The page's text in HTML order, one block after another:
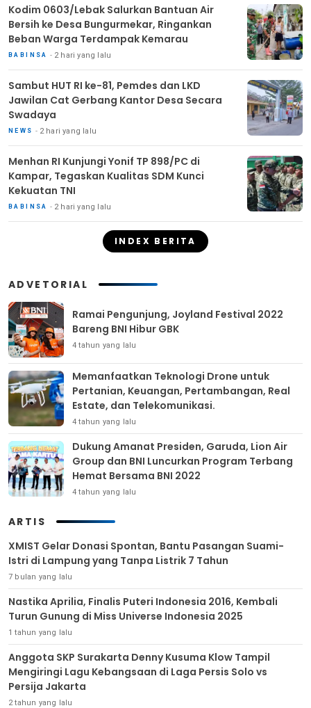
Kodim 0603/Lebak Salurkan Bantuan Air
Bersih ke Desa Bungurmekar, Ringankan
Beban Warga Terdampak Kemarau
BABINSA 2 hari yang lalu
Sambut HUT RI ke-81, Pemdes dan LKD
Jawilan Cat Gerbang Kantor Desa Secara
Swadaya
NEWS 2 hari yang lalu
Menhan RI Kunjungi Yonif TP 898/PC di
Kampar, Tegaskan Kualitas SDM Kunci
Kekuatan TNI
BABINSA 2 hari yang lalu
INDEX BERITA
ADVETORIAL
Ramai Pengunjung, Joyland Festival 2022
Bareng BNI Hibur GBK
4 tahun yang lalu
Memanfaatkan Teknologi Drone untuk
Pertanian, Keuangan, Pertambangan, Real
Estate, dan Telekomunikasi.
4 tahun yang lalu
Dukung Amanat Presiden, Garuda, Lion Air
Group dan BNI Luncurkan Program Terbang
Hemat Bersama BNI 2022
4 tahun yang lalu
ARTIS
XMIST Gelar Donasi Spontan, Bantu Pasangan Suami-
Istri di Lampung yang Tanpa Listrik 7 Tahun
7 bulan yang lalu
Nastika Aprilia, Finalis Puteri Indonesia 2016, Kembali
Turun Gunung di Miss Universe Indonesia 2025
1 tahun yang lalu
Anggota SKP Surakarta Denny Kusuma Klow Tampil
Mengiringi Lagu Kebangsaan di Laga Persis Solo vs
Persija Jakarta
2 tahun yang lalu